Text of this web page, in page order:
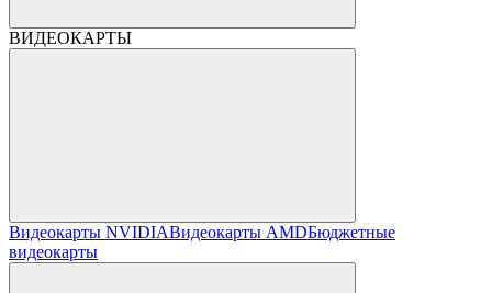
ВИДЕОКАРТЫ
Видеокарты NVIDIAВидеокарты AMDБюджетные
видеокарты